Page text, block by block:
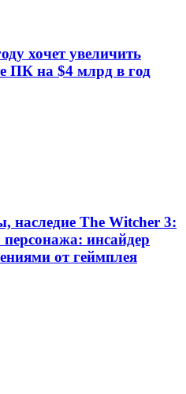
хочет увеличить
ПК на $4 млрд в год
наследие The Witcher 3:
инсайдер
от геймплея